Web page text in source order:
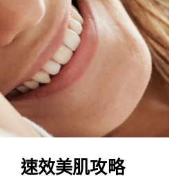
速效美肌攻略